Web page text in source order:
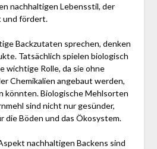
nachhaltigen Lebensstil, der
und fördert.
Backzutaten sprechen, denken
Tatsächlich spielen biologisch
wichtige Rolle, da sie ohne
Chemikalien angebaut werden,
könnten. Biologische Mehlsorten
sind nicht nur gesünder,
die Böden und das Ökosystem.
nachhaltigen Backens sind